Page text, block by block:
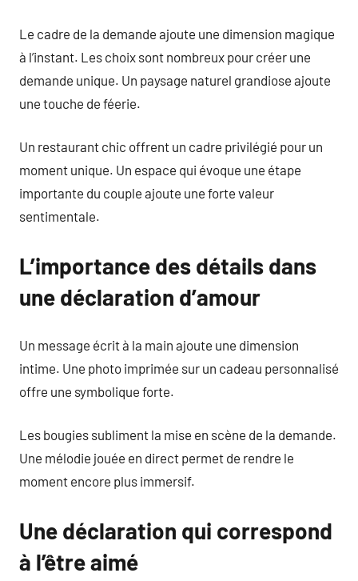
Le cadre de la demande ajoute une dimension magique
à l’instant. Les choix sont nombreux pour créer une
demande unique. Un paysage naturel grandiose ajoute
une touche de féerie.
Un restaurant chic offrent un cadre privilégié pour un
moment unique. Un espace qui évoque une étape
importante du couple ajoute une forte valeur
sentimentale.
L’importance des détails dans
une déclaration d’amour
Un message écrit à la main ajoute une dimension
intime. Une photo imprimée sur un cadeau personnalisé
offre une symbolique forte.
Les bougies subliment la mise en scène de la demande.
Une mélodie jouée en direct permet de rendre le
moment encore plus immersif.
Une déclaration qui correspond
à l’être aimé